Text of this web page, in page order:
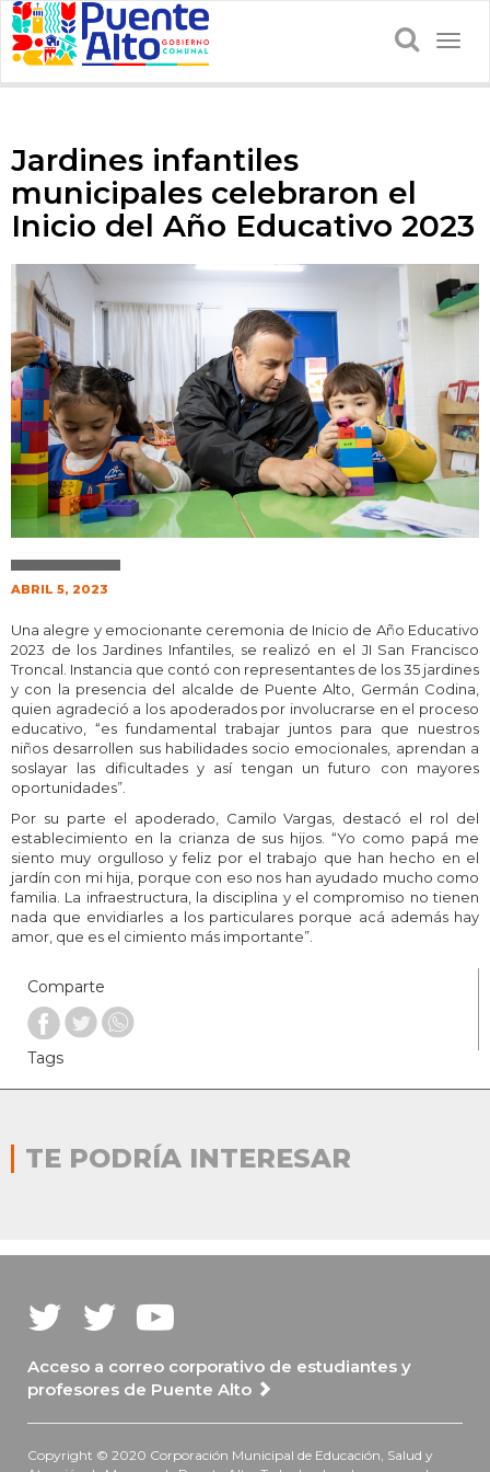
Jardines infantiles
municipales celebraron el
Inicio del Año Educativo 2023
ABRIL 5, 2023
Una alegre y emocionante ceremonia de Inicio de Año Educativo
2023 de los Jardines Infantiles, se realizó en el JI San Francisco
Troncal. Instancia que contó con representantes de los 35 jardines
y con la presencia del alcalde de Puente Alto, Germán Codina,
quien agradeció a los apoderados por involucrarse en el proceso
educativo, “es fundamental trabajar juntos para que nuestros
niños desarrollen sus habilidades socio emocionales, aprendan a
soslayar las dificultades y así tengan un futuro con mayores
oportunidades”.
Por su parte el apoderado, Camilo Vargas, destacó el rol del
establecimiento en la crianza de sus hijos. “Yo como papá me
siento muy orgulloso y feliz por el trabajo que han hecho en el
jardín con mi hija, porque con eso nos han ayudado mucho como
familia. La infraestructura, la disciplina y el compromiso no tienen
nada que envidiarles a los particulares porque acá además hay
amor, que es el cimiento más importante”.
Comparte
Tags
TE PODRÍA INTERESAR
Acceso a correo corporativo de estudiantes y
profesores de Puente Alto
Copyright © 2020 Corporación Municipal de Educación, Salud y